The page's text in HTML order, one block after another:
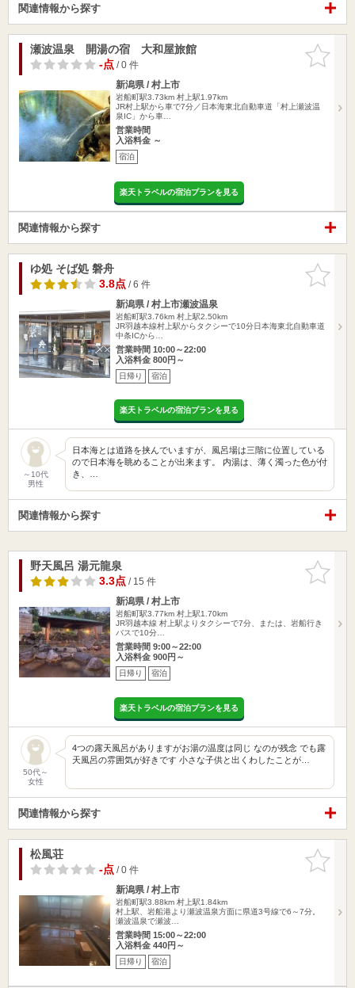
関連情報から探す
お気に入
りに追加
瀬波温泉 開湯の宿 大和屋旅館
-点/ 0 件
新潟県 / 村上市
岩船町駅3.73km 村上駅1.97km
JR村上駅から車で7分／日本海東北自動車道「村上瀬波温
泉IC」から車…
営業時間
入浴料金 ～
宿泊
楽天トラベルの宿泊プランを見る
関連情報から探す
お気に入
りに追加
ゆ処 そば処 磐舟
3.8点/ 6 件
新潟県 / 村上市瀬波温泉
岩船町駅3.76km 村上駅2.50km
JR羽越本線村上駅からタクシーで10分日本海東北自動車道
中条ICから…
営業時間 10:00～22:00
入浴料金 800円～
日帰り 宿泊
楽天トラベルの宿泊プランを見る
～10代
男性
日本海とは道路を挟んでいますが、風呂場は三階に位置している
ので日本海を眺めることが出来ます。 内湯は、薄く濁った色が付
き、…
関連情報から探す
お気に入
りに追加
野天風呂 湯元龍泉
3.3点/ 15 件
新潟県 / 村上市
岩船町駅3.77km 村上駅1.70km
JR羽越本線 村上駅よりタクシーで7分、または、岩船行き
バスで10分…
営業時間 9:00～22:00
入浴料金 900円～
日帰り 宿泊
楽天トラベルの宿泊プランを見る
50代～
女性
4つの露天風呂がありますがお湯の温度は同じ なのが残念 でも露
天風呂の雰囲気が好きです 小さな子供と出くわしたことが…
関連情報から探す
お気に入
りに追加
松風荘
-点/ 0 件
新潟県 / 村上市
岩船町駅3.88km 村上駅1.84km
村上駅、岩船港より瀬波温泉方面に県道3号線で6～7分。
瀬波温泉で瀬波…
営業時間 15:00～22:00
入浴料金 440円～
日帰り 宿泊